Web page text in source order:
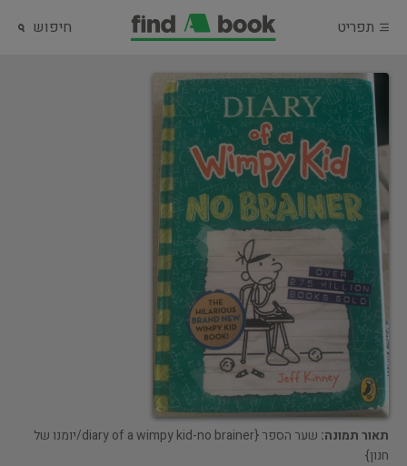
תפריט חיפוש
תאור תמונה:
שער הספר {diary of a wimpy kid-no brainer/יומנו של
חנון}